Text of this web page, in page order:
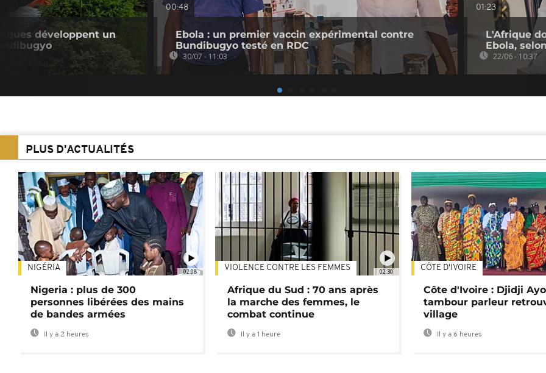
développent un
00:48
Ebola : un premier vaccin expérimental contre
Bundibugyo testé en RDC
30/07 - 11:03
01:23
L'Afrique
Ebola,
22/06 - 10:37
PLUS D'ACTUALITÉS
02:08
NIGÉRIA
Nigeria : plus de 300
personnes libérées des mains
de bandes armées
Il y a 2 heures
02:30
VIOLENCE CONTRE LES FEMMES
Afrique du Sud : 70 ans après
la marche des femmes, le
combat continue
Il y a 1 heure
CÔTE D'IVOIRE
Côte d'Ivoire : Djidji
tambour parleur
village
Il y a 6 heures